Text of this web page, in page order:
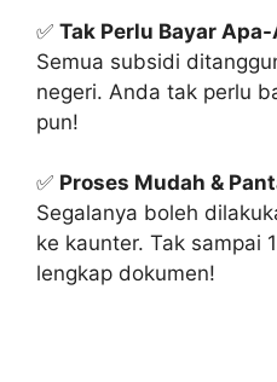
✅ Tak Perlu Bayar
Semua subsidi
negeri. Anda tak perlu
pun!
✅ Proses Mudah &
Segalanya boleh
ke kaunter. Tak sampai
lengkap dokumen!